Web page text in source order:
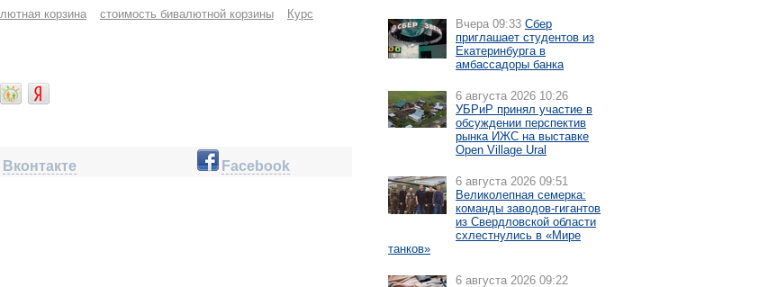
корзина стоимость бивалютной корзины
Курс
Вконтакте Facebook
Вчера 09:33 Сбер
приглашает студентов из
Екатеринбурга в
амбассадоры банка
6 августа 2026 10:26
УБРиР принял участие в
обсуждении перспектив
рынка ИЖС на выставке
Open Village Ural
6 августа 2026 09:51
Великолепная семерка:
команды заводов-гигантов
из Свердловской области
схлестнулись в «Мире
танков»
6 августа 2026 09:22